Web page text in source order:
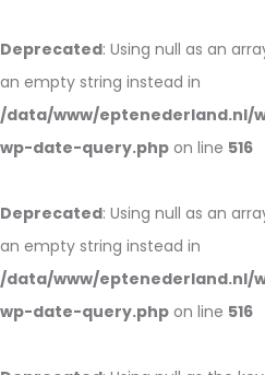
Deprecated: Using null as an
an empty string instead in
/data/www/eptenederland.nl/
wp-date-query.php on line 516
Deprecated: Using null as an
an empty string instead in
/data/www/eptenederland.nl/
wp-date-query.php on line 516